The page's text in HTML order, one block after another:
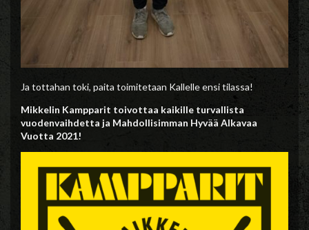
Ja tottahan toki, paita toimitetaan Kallelle ensi tilassa!
Mikkelin Kampparit toivottaa kaikille turvallista
vuodenvaihdetta ja Mahdollisimman Hyvää Alkavaa
Vuotta 2021!